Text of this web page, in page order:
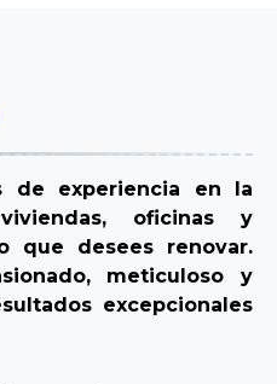
de experiencia en la
oficinas y
que desees renovar.
meticuloso y
excepcionales